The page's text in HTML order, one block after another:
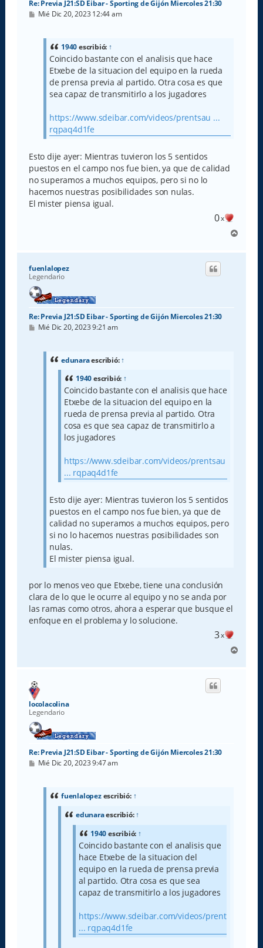
Re: Previa J21:SD Eibar - Sporting de Gijón Miercoles 21:30
M
Mié Dic 20, 2023 12:44 am
1940escribió: ↑
Coincido bastante con el analisis que hace
Etxebe de la situacion del equipo en la rueda
de prensa previa al partido. Otra cosa es que
sea capaz de transmitirlo a los jugadores
https://www.sdeibar.com/videos/prentsau ...
rqpaq4d1fe
Esto dije ayer: Mientras tuvieron los 5 sentidos
puestos en el campo nos fue bien, ya que de calidad
no superamos a muchos equipos, pero si no lo
hacemos nuestras posibilidades son nulas.
El mister piensa igual.
0x
r
fuenlalopez
Legendario
Re: Previa J21:SD Eibar - Sporting de Gijón Miercoles 21:30
M
Mié Dic 20, 2023 9:21 am
edunaraescribió:↑
1940escribió: ↑
Coincido bastante con el analisis que hace
Etxebe de la situacion del equipo en la
rueda de prensa previa al partido. Otra
cosa es que sea capaz de transmitirlo a
los jugadores
https://www.sdeibar.com/videos/prentsau
... rqpaq4d1fe
Esto dije ayer: Mientras tuvieron los 5 sentidos
puestos en el campo nos fue bien, ya que de
calidad no superamos a muchos equipos, pero
si no lo hacemos nuestras posibilidades son
nulas.
El mister piensa igual.
por lo menos veo que Etxebe, tiene una conclusión
clara de lo que le ocurre al equipo y no se anda por
las ramas como otros, ahora a esperar que busque el
enfoque en el problema y lo solucione.
3x
r
locolacolina
Legendario
Re: Previa J21:SD Eibar - Sporting de Gijón Miercoles 21:30
M
Mié Dic 20, 2023 9:47 am
fuenlalopezescribió: ↑
edunaraescribió:↑
1940escribió: ↑
Coincido bastante con el analisis que
hace Etxebe de la situacion del
equipo en la rueda de prensa previa
al partido. Otra cosa es que sea
capaz de transmitirlo a los jugadores
https://www.sdeibar.com/videos/prentsau
... rqpaq4d1fe